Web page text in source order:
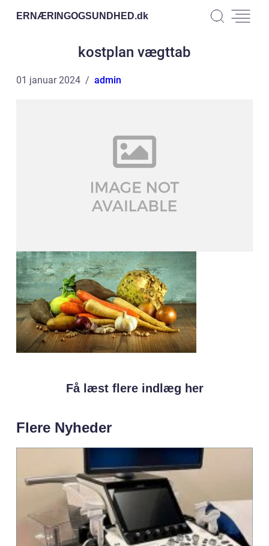
ERNÆRINGOGSUNDHED.dk
kostplan vægttab
01 januar 2024 admin
Få læst flere indlæg her
Flere Nyheder